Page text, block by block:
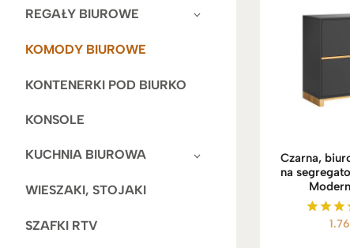
REGAŁY BIUROWE
KOMODY BIUROWE
KONTENERKI POD BIURKO
KONSOLE
KUCHNIA BIUROWA
WIESZAKI, STOJAKI
SZAFKI RTV
Czarna,
na